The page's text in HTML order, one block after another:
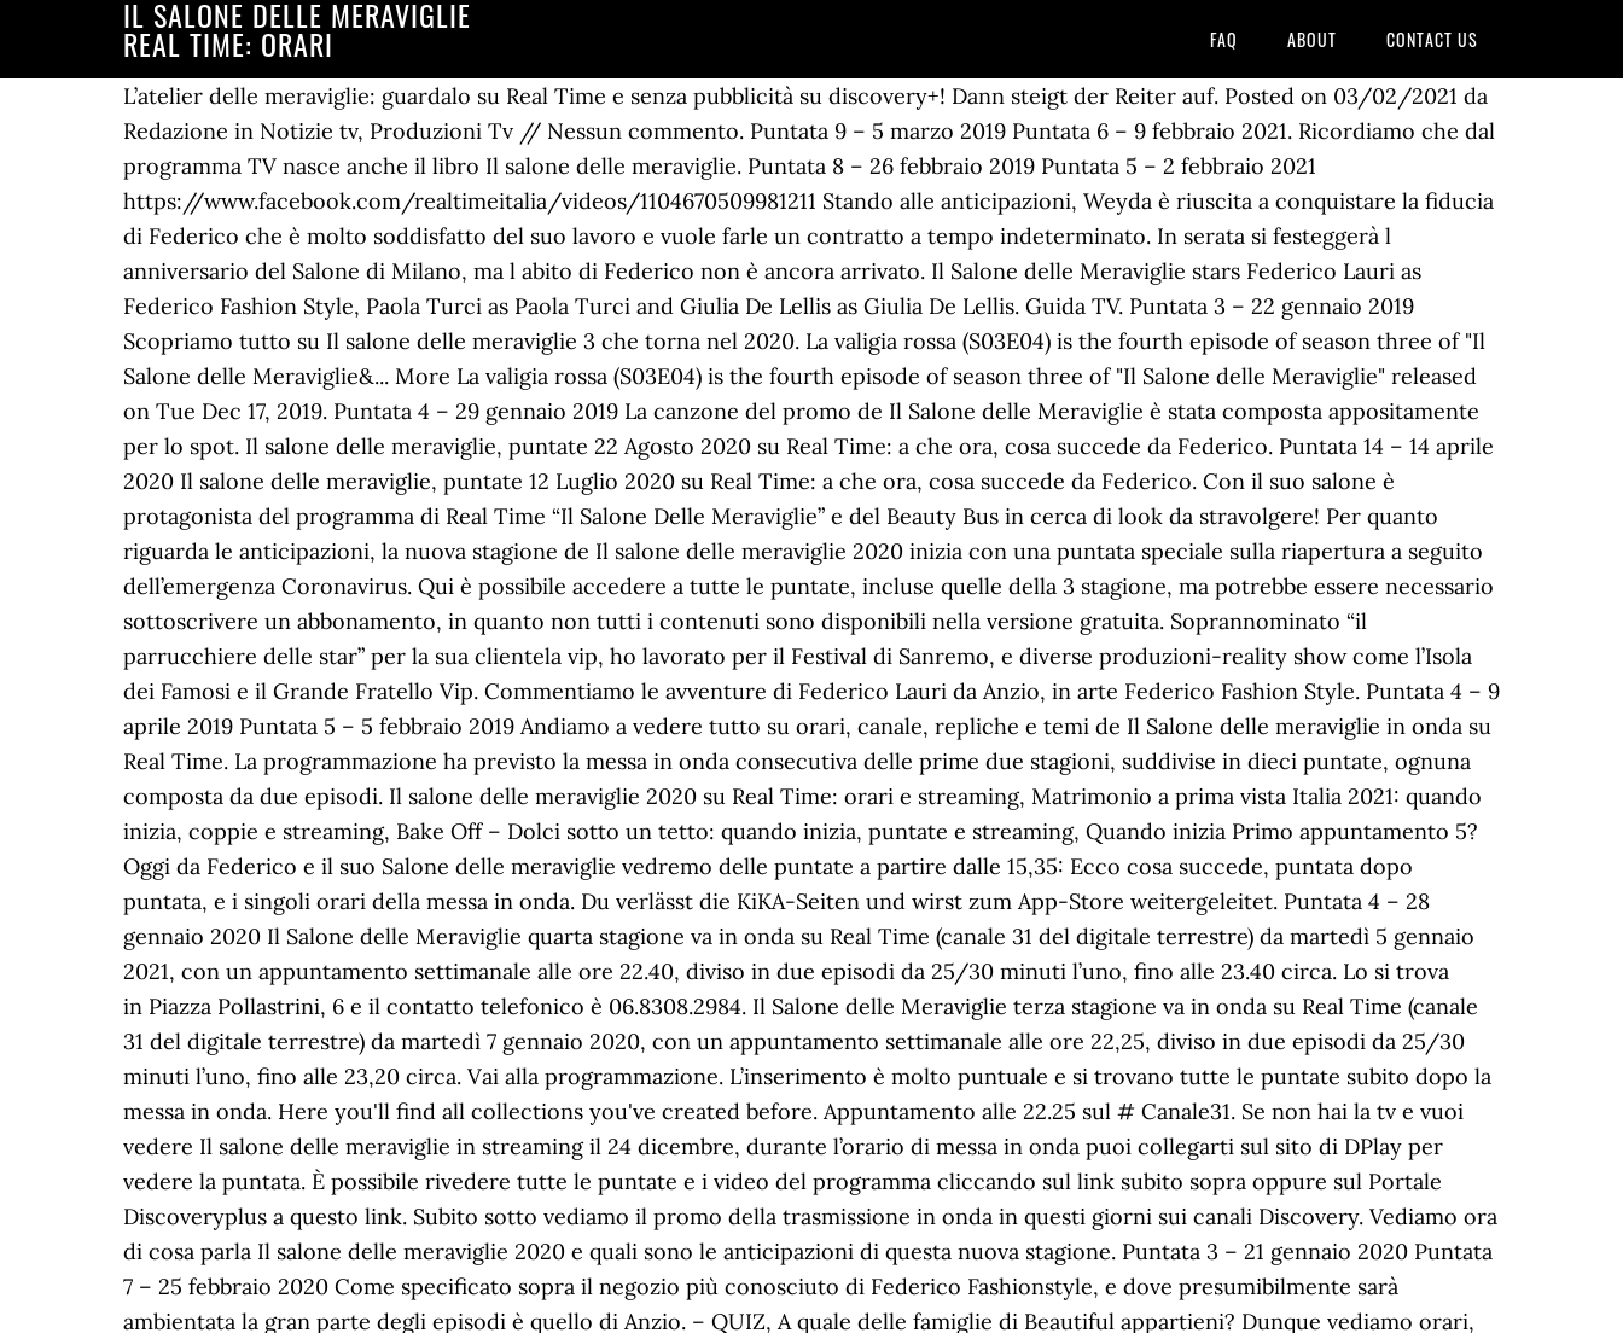
IL SALONE DELLE MERAVIGLIE
REAL TIME: ORARI FAQ ABOUT CONTACT US
L’atelier delle meraviglie: guardalo su Real Time e senza pubblicità su discovery+! Dann steigt der Reiter auf. Posted on 03/02/2021 da Redazione in Notizie tv, Produzioni Tv // Nessun commento. Puntata 9 – 5 marzo 2019 Puntata 6 – 9 febbraio 2021. Ricordiamo che dal programma TV nasce anche il libro Il salone delle meraviglie. Puntata 8 – 26 febbraio 2019 Puntata 5 – 2 febbraio 2021 https://www.facebook.com/realtimeitalia/videos/1104670509981211 Stando alle anticipazioni, Weyda è riuscita a conquistare la fiducia di Federico che è molto soddisfatto del suo lavoro e vuole farle un contratto a tempo indeterminato. In serata si festeggerà l anniversario del Salone di Milano, ma l abito di Federico non è ancora arrivato. Il Salone delle Meraviglie stars Federico Lauri as Federico Fashion Style, Paola Turci as Paola Turci and Giulia De Lellis as Giulia De Lellis. Guida TV. Puntata 3 – 22 gennaio 2019 Scopriamo tutto su Il salone delle meraviglie 3 che torna nel 2020. La valigia rossa (S03E04) is the fourth episode of season three of "Il Salone delle Meraviglie&... More La valigia rossa (S03E04) is the fourth episode of season three of "Il Salone delle Meraviglie" released on Tue Dec 17, 2019. Puntata 4 – 29 gennaio 2019 La canzone del promo de Il Salone delle Meraviglie è stata composta appositamente per lo spot. Il salone delle meraviglie, puntate 22 Agosto 2020 su Real Time: a che ora, cosa succede da Federico. Puntata 14 – 14 aprile 2020 Il salone delle meraviglie, puntate 12 Luglio 2020 su Real Time: a che ora, cosa succede da Federico. Con il suo salone è protagonista del programma di Real Time “Il Salone Delle Meraviglie” e del Beauty Bus in cerca di look da stravolgere! Per quanto riguarda le anticipazioni, la nuova stagione de Il salone delle meraviglie 2020 inizia con una puntata speciale sulla riapertura a seguito dell’emergenza Coronavirus. Qui è possibile accedere a tutte le puntate, incluse quelle della 3 stagione, ma potrebbe essere necessario sottoscrivere un abbonamento, in quanto non tutti i contenuti sono disponibili nella versione gratuita. Soprannominato “il parrucchiere delle star” per la sua clientela vip, ho lavorato per il Festival di Sanremo, e diverse produzioni-reality show come l’Isola dei Famosi e il Grande Fratello Vip. Commentiamo le avventure di Federico Lauri da Anzio, in arte Federico Fashion Style. Puntata 4 – 9 aprile 2019 Puntata 5 – 5 febbraio 2019 Andiamo a vedere tutto su orari, canale, repliche e temi de Il Salone delle meraviglie in onda su Real Time. La programmazione ha previsto la messa in onda consecutiva delle prime due stagioni, suddivise in dieci puntate, ognuna composta da due episodi. Il salone delle meraviglie 2020 su Real Time: orari e streaming, Matrimonio a prima vista Italia 2021: quando inizia, coppie e streaming, Bake Off – Dolci sotto un tetto: quando inizia, puntate e streaming, Quando inizia Primo appuntamento 5? Oggi da Federico e il suo Salone delle meraviglie vedremo delle puntate a partire dalle 15,35: Ecco cosa succede, puntata dopo puntata, e i singoli orari della messa in onda. Du verlässt die KiKA-Seiten und wirst zum App-Store weitergeleitet. Puntata 4 – 28 gennaio 2020 Il Salone delle Meraviglie quarta stagione va in onda su Real Time (canale 31 del digitale terrestre) da martedì 5 gennaio 2021, con un appuntamento settimanale alle ore 22.40, diviso in due episodi da 25/30 minuti l’uno, fino alle 23.40 circa. Lo si trova in Piazza Pollastrini, 6 e il contatto telefonico è 06.8308.2984. Il Salone delle Meraviglie terza stagione va in onda su Real Time (canale 31 del digitale terrestre) da martedì 7 gennaio 2020, con un appuntamento settimanale alle ore 22,25, diviso in due episodi da 25/30 minuti l’uno, fino alle 23,20 circa. Vai alla programmazione. L’inserimento è molto puntuale e si trovano tutte le puntate subito dopo la messa in onda. Here you'll find all collections you've created before. Appuntamento alle 22.25 sul # Canale31. Se non hai la tv e vuoi vedere Il salone delle meraviglie in streaming il 24 dicembre, durante l’orario di messa in onda puoi collegarti sul sito di DPlay per vedere la puntata. È possibile rivedere tutte le puntate e i video del programma cliccando sul link subito sopra oppure sul Portale Discoveryplus a questo link. Subito sotto vediamo il promo della trasmissione in onda in questi giorni sui canali Discovery. Vediamo ora di cosa parla Il salone delle meraviglie 2020 e quali sono le anticipazioni di questa nuova stagione. Puntata 3 – 21 gennaio 2020 Puntata 7 – 25 febbraio 2020 Come specificato sopra il negozio più conosciuto di Federico Fashionstyle, e dove presumibilmente sarà ambientata la gran parte degli episodi è quello di Anzio. – QUIZ, A quale delle famiglie di Beautiful appartieni? Dunque vediamo orari, programmazione e tutte le curiosità sulla terza stagione. Real Tv Il salone delle meraviglie. Nel frattempo in Rinascente entra una signora un po' pittoresca. Puntata 2 – 15 gennaio 2019 Un anno pazzesco (S03E06) is the sixth episode of season three of "Il Salone delle Meraviglie&q... More Un anno pazzesco (S03E06) is the sixth episode of season three of "Il Salone delle Meraviglie" released on Tue Dec 17, 2019. Guida TV. Il Salone delle Meraviglie stars Federico Lauri as Federico Fashion Style, Paola Turci as Paola Turci and Giulia De Lellis as Giulia De Lellis. Infatti il programma, oltre ad andare in onda su Real Time, può essere seguito attraverso la piattaforma streaming Dplay. – QUIZ, Associa l’oggetto al supereroe Marvel – QUIZ, Riconosci il personaggio di Bridgerton che legge Lady Whistledown – QUIZ, Quanto tempo resisteresti dentro a La Caserma? Puntata 10 – 17 marzo 2020 La mia storia, i tuoi capelli, la mia passione. Roberta e Miriam decidono di andare in avanscoperta nel nuovo salone di Via del Tritone. Oggi da Federico e il suo Salone delle meraviglie vedremo delle puntate suggestive. 30/01. Ha conquistato Milano col suo nuovo negozio, ha festeggiato oltre 10 anni di carriera ad Anzio, ma Federico Fashion Style non si ferma mai. Dunque, insieme a Clio Make-Up, sono i migliori alleati di bellezza. Bake Off Italia: Dolci Sotto Un Tetto. Puntata 16 – 2 giugno 2020, Puntata 1 – 5 gennaio 2021 Tutte le informazioni su Il salone delle meraviglie in onda su Discovery Real Time. Vai alla programmazione. Puntata 5 – 16 aprile 2019 Discovery Real Time. Al salone arrivano Simona, appassionata di zumba, e le Calippe, due giovani diventate famose per un'intervista. Il Salone delle Meraviglie is a 25 minute documentary-reality starring and Federico Lauri as Federico Fashion Style. Puntata 9 – 10 marzo 2020 Puntata 15 – 21 aprile 2020 Enter your account data and we will send you a link to reset your password. Puntata 10 – 12 marzo 2019, Puntata 1 – 19 marzo 2019 Alla corte de # IlSaloneDelleMeraviglie arriva la Principessa Conny Caracciolo! Se volete sapere come partecipare, potete andare nell’apposita sezione casting sul sito di Real Time. Puntata 8 – 7 maggio 2019 Guida TV. 17:15 Il salone delle meraviglie – Ep.23. Ecco dove trovarlo. La stagione 3 va in onda a partire dalle ore 22.20 iniziando con lo “Speciale riapertura” dopo l’emergenza Coronavirus, per poi proseguire con le nuove puntate dal 16 giugno. Real Time. Utilizziamo i cookie per essere sicuri che tu possa avere la migliore esperienza sul nostro sito. Il salone delle meraviglie, puntate 1 settembre 2020 su Real Time: a che ora, cosa succede da Federico Oggi da Federico e il suo Salone delle meraviglie vedremo delle puntate suggestive. Scopriamo a questo punto dove vedere Il salone delle meraviglie 2020 in streaming. Puntata 5 – 11 febbraio 2020 152 talking about this. Puntata 8 – 3 marzo 2020 Se continui ad utilizzare questo sito noi assumiamo che tu ne sia felice. Ecco cosa succede, puntata dopo puntata, e i singoli orari della messa in onda. Dunque è sicuramente un punto di riferimento e in molti, dopo aver visto la trasmissione, cercano le recensioni e prendono appuntamento con la receptionist per farsi coccolare da Federico e i suoi dipendenti. Fate largo alla star dell’hairstyle: alle 22.20 torna Federico Fashion Style con #IlSaloneDelleMeraviglie! Il salone delle meraviglie 2020 di Federico Fashion Style torna su Real Time il 9 giugno e in molti si chiedono in quali orari vederlo.La stagione 3 va in onda a partire dalle ore 22.20 iniziando con lo “Speciale riapertura” dopo l’emergenza Coronavirus, per poi proseguire con le nuove puntate dal 16 giugno.Dunque la trasmissione dovrebbe continuare la programmazione sempre di martedì. Come avrà organizzato gli spazi Federico Fashion Style per accogliere in tutta sicurezza le sue clienti? The series premiered on Tue Jan 08, 2019 on Real Time … Il Salone delle Meraviglie è un programma tv della categoria reality show al via in gennaio su Real Time. Discovery Italia launched the new show "Il Salone delle meraviglie", the Tv programme that shows the everyday work in the salon of the hair stylist Federico Lauri.The programme, on air from the 8th of January on Real Time, has been announced to the public with an intensive communication campaign, which involved various media including the Out of Home. Vai alla programmazione. Oggi da Federico e il suo Salone delle meraviglie vedremo delle puntate suggestive. Dunque la trasmissione dovrebbe continuare la programmazione sempre di martedì. Si tratta di un format unico, perché segue le giornate dell’innovativo negozio di parrucchiere frequentato dai vip il cui titolare e protagonista assoluto è Federico Fashionstyle. “Dante spostate” is the new “Nicole Kidman ce spiccia casa”. Discovery Real Time. Puntata 13 – 7 aprile 2020 Puntata 4 – 26 gennaio 2021 Nel corso delle puntate vediamo Federico Fashion Style alle prese con diverse clienti nei suoi saloni, e lui è in grado di realizzare delle meravigliose trasformazioni sia nel taglio che nel colore. Puntata 1 – 8 gennaio 2019 Puntata 7 – 19 febbraio 2019 Puntata 3 – 19 gennaio 2021 Il vero nome di Federi